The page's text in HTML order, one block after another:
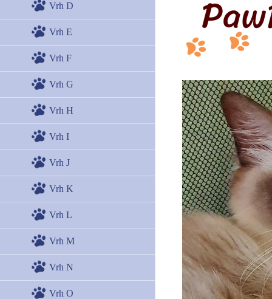
Vrh D
Vrh E
Vrh F
Vrh G
Vrh H
Vrh I
Vrh J
Vrh K
Vrh L
Vrh M
Vrh N
Vrh O